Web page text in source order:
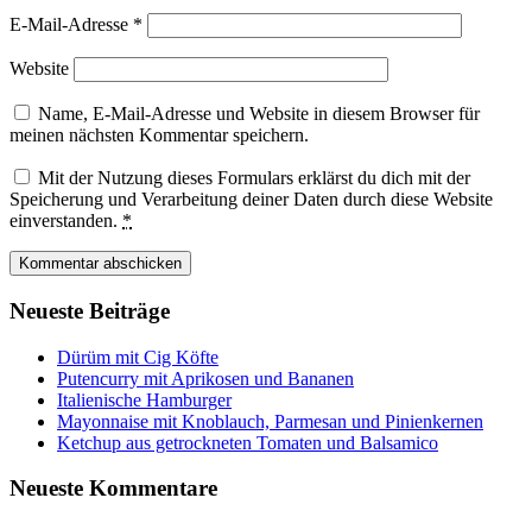
E-Mail-Adresse *
Website
Name, E-Mail-Adresse und Website in diesem Browser für
meinen nächsten Kommentar speichern.
Mit der Nutzung dieses Formulars erklärst du dich mit der
Speicherung und Verarbeitung deiner Daten durch diese Website
einverstanden. *
Neueste Beiträge
Dürüm mit Cig Köfte
Putencurry mit Aprikosen und Bananen
Italienische Hamburger
Mayonnaise mit Knoblauch, Parmesan und Pinienkernen
Ketchup aus getrockneten Tomaten und Balsamico
Neueste Kommentare